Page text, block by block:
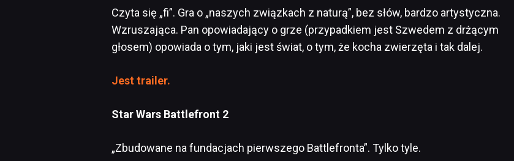
Czyta się „fi”. Gra o „naszych związkach z naturą”, bez słów, bardzo artystyczna.
Wzruszająca. Pan opowiadający o grze (przypadkiem jest Szwedem z drżącym
głosem) opowiada o tym, jaki jest świat, o tym, że kocha zwierzęta i tak dalej.
Jest trailer.
Star Wars Battlefront 2
„Zbudowane na fundacjach pierwszego Battlefronta”. Tylko tyle.